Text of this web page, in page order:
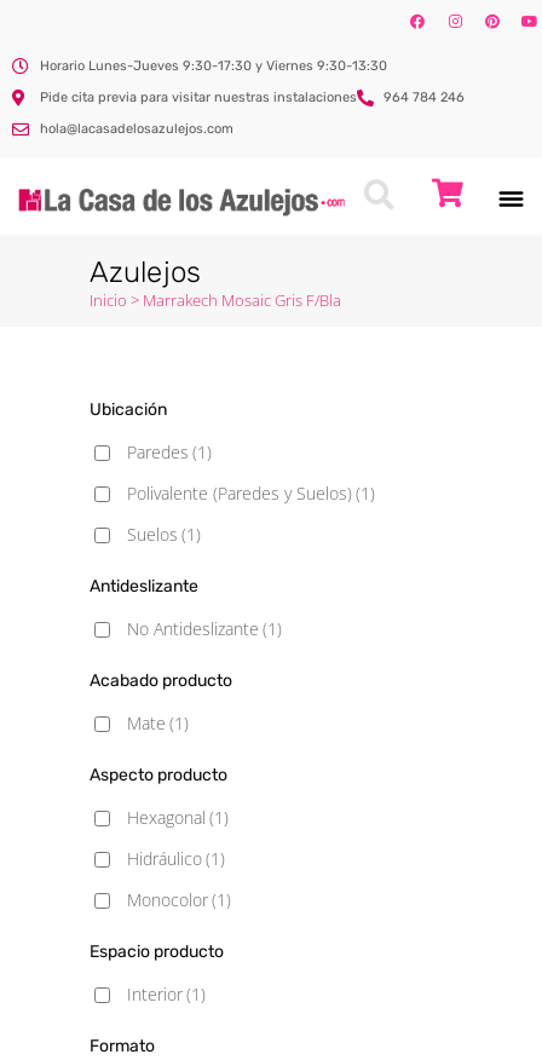
Horario Lunes-Jueves 9:30-17:30 y Viernes 9:30-13:30
Pide cita previa para visitar nuestras instalaciones
964 784 246
hola@lacasadelosazulejos.com
Azulejos
Inicio > Marrakech Mosaic Gris F/Bla
Ubicación
Paredes (1)
Polivalente (Paredes y Suelos)(1)
Suelos (1)
Antideslizante
No Antideslizante (1)
Acabado producto
Mate (1)
Aspecto producto
Hexagonal (1)
Hidráulico(1)
Monocolor(1)
Espacio producto
Interior(1)
Formato